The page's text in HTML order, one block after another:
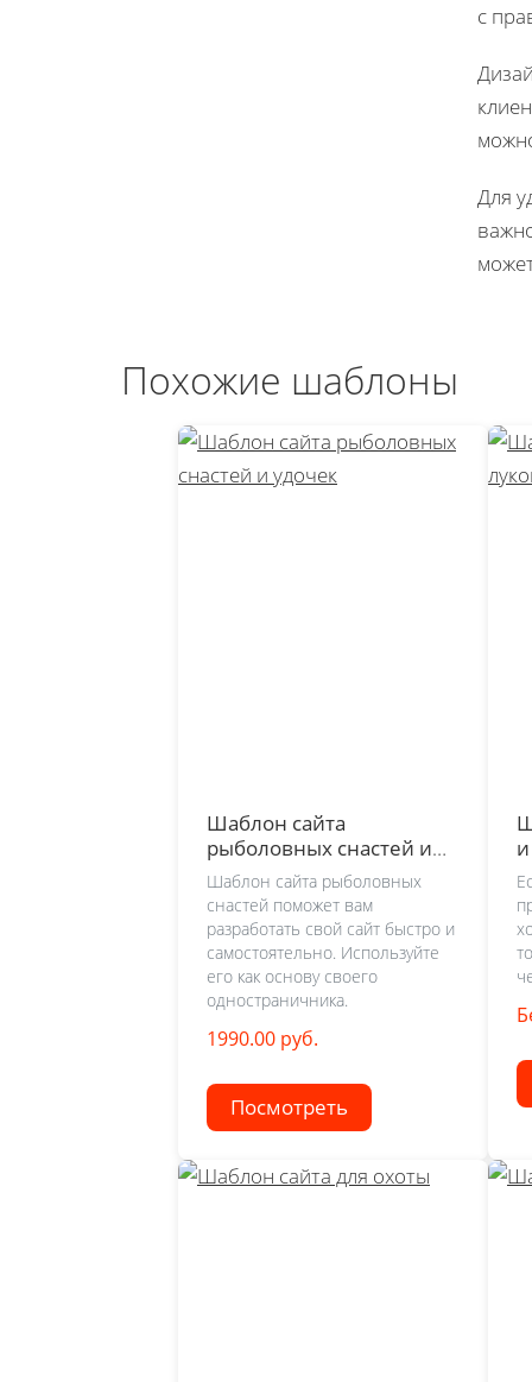
с
Для
Похожие шаблоны
Шаблон сайта
рыболовных снастей и
удочек
Шаблон сайта рыболовных
снастей поможет вам
разработать свой сайт быстро и
самостоятельно. Используйте
его как основу своего
одностраничника.
1990.00 руб.
Посмотреть